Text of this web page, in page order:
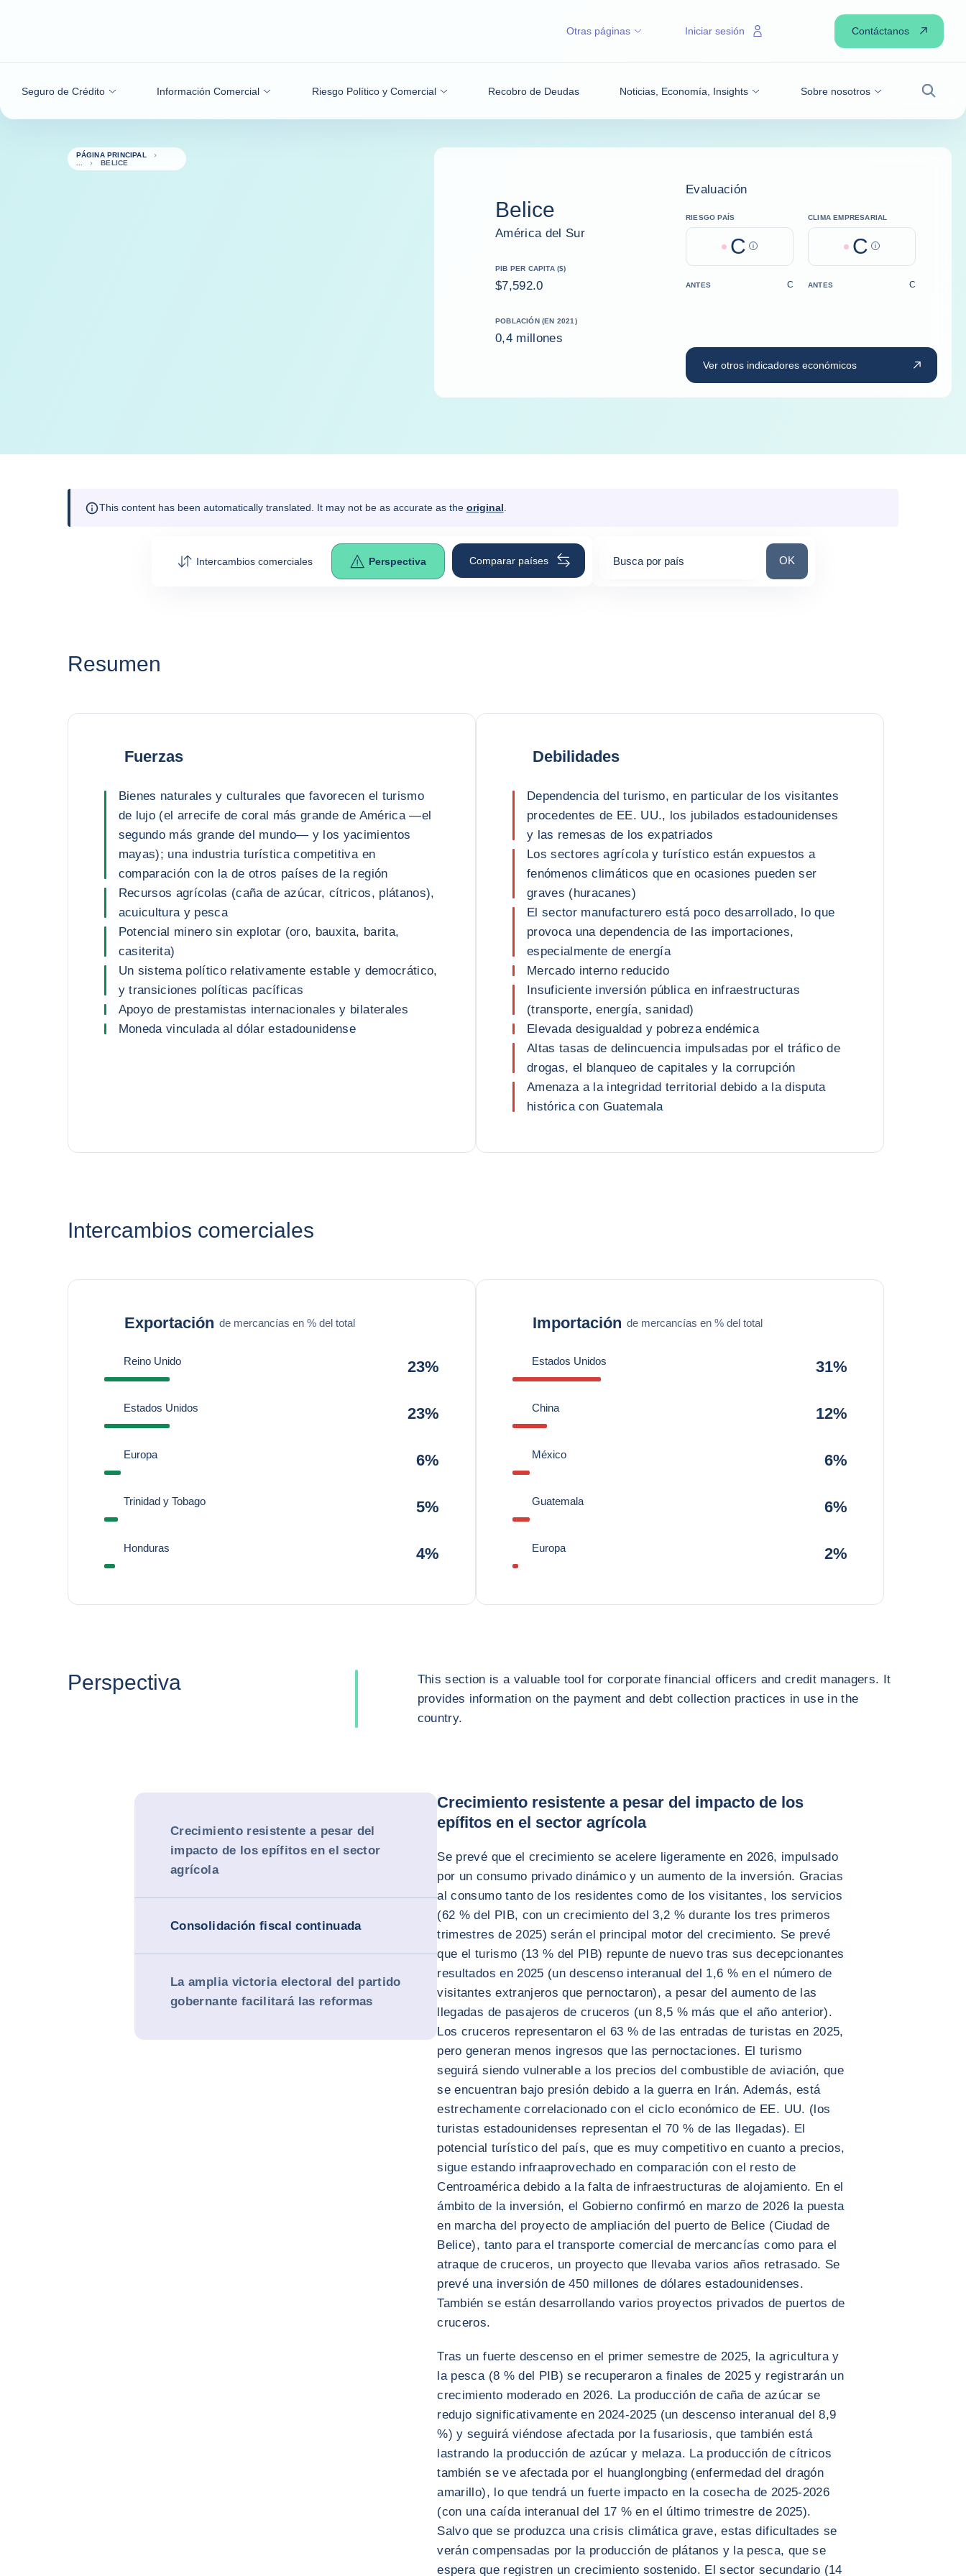
Seguro de Crédito Información Comercial Riesgo Político y Comercial Recobro de Deudas Noticias, Economía, Insights Sobre nosotros
Buscar
Otras páginas Iniciar sesión Contáctanos
PÁGINA PRINCIPAL
BELICE
Belice
América del Sur
PIB PER CAPITA ($)
$7,592.0
POBLACIÓN (EN 2021)
0,4 millones
Evaluación
RIESGO PAÍS
C Help
CLIMA EMPRESARIAL
C Help
ANTES C ANTES C
Ver otros indicadores económicos
This content has been automatically translated. It may not be as accurate as the original
Intercambios comerciales Perspectiva Comparar países Busca por país Busca por país
OK
Resumen
Fuerzas
Bienes naturales y culturales que favorecen el turismo
de lujo (el arrecife de coral más grande de América —el
segundo más grande del mundo— y los yacimientos
mayas); una industria turística competitiva en
comparación con la de otros países de la región
Recursos agrícolas (caña de azúcar, cítricos, plátanos),
acuicultura y pesca
Potencial minero sin explotar (oro, bauxita, barita,
casiterita)
Un sistema político relativamente estable y democrático,
y transiciones políticas pacíficas
Apoyo de prestamistas internacionales y bilaterales
Moneda vinculada al dólar estadounidense
Debilidades
Dependencia del turismo, en particular de los visitantes
procedentes de EE. UU., los jubilados estadounidenses
y las remesas de los expatriados
Los sectores agrícola y turístico están expuestos a
fenómenos climáticos que en ocasiones pueden ser
graves (huracanes)
El sector manufacturero está poco desarrollado, lo que
provoca una dependencia de las importaciones,
especialmente de energía
Mercado interno reducido
Insuficiente inversión pública en infraestructuras
(transporte, energía, sanidad)
Elevada desigualdad y pobreza endémica
Altas tasas de delincuencia impulsadas por el tráfico de
drogas, el blanqueo de capitales y la corrupción
Amenaza a la integridad territorial debido a la disputa
histórica con Guatemala
Intercambios comerciales
Exportación de mercancías en % del total
Reino Unido 23%
Estados Unidos 23%
Europa 6%
Trinidad y Tobago 5%
Honduras 4%
Importación de mercancías en % del total
Estados Unidos 31%
China 12%
México 6%
Guatemala 6%
Europa 2%
Perspectiva
This section is a valuable tool for corporate financial officers and credit managers. It
provides information on the payment and debt collection practices in use in the
country.
Crecimiento resistente a pesar del
impacto de los epífitos en el sector
agrícola
Consolidación fiscal continuada
La amplia victoria electoral del partido
gobernante facilitará las reformas
Crecimiento resistente a pesar del impacto de los
epífitos en el sector agrícola
Se prevé que el crecimiento se acelere ligeramente en 2026, impulsado
por un consumo privado dinámico y un aumento de la inversión. Gracias
al consumo tanto de los residentes como de los visitantes, los servicios
(62 % del PIB, con un crecimiento del 3,2 % durante los tres primeros
trimestres de 2025) serán el principal motor del crecimiento. Se prevé
que el turismo (13 % del PIB) repunte de nuevo tras sus decepcionantes
resultados en 2025 (un descenso interanual del 1,6 % en el número de
visitantes extranjeros que pernoctaron), a pesar del aumento de las
llegadas de pasajeros de cruceros (un 8,5 % más que el año anterior).
Los cruceros representaron el 63 % de las entradas de turistas en 2025,
pero generan menos ingresos que las pernoctaciones. El turismo
seguirá siendo vulnerable a los precios del combustible de aviación, que
se encuentran bajo presión debido a la guerra en Irán. Además, está
estrechamente correlacionado con el ciclo económico de EE. UU. (los
turistas estadounidenses representan el 70 % de las llegadas). El
potencial turístico del país, que es muy competitivo en cuanto a precios,
sigue estando infraaprovechado en comparación con el resto de
Centroamérica debido a la falta de infraestructuras de alojamiento. En el
ámbito de la inversión, el Gobierno confirmó en marzo de 2026 la puesta
en marcha del proyecto de ampliación del puerto de Belice (Ciudad de
Belice), tanto para el transporte comercial de mercancías como para el
atraque de cruceros, un proyecto que llevaba varios años retrasado. Se
prevé una inversión de 450 millones de dólares estadounidenses.
También se están desarrollando varios proyectos privados de puertos de
cruceros.
Tras un fuerte descenso en el primer semestre de 2025, la agricultura y
la pesca (8 % del PIB) se recuperaron a finales de 2025 y registrarán un
crecimiento moderado en 2026. La producción de caña de azúcar se
redujo significativamente en 2024-2025 (un descenso interanual del 8,9
%) y seguirá viéndose afectada por la fusariosis, que también está
lastrando la producción de azúcar y melaza. La producción de cítricos
también se ve afectada por el huanglongbing (enfermedad del dragón
amarillo), lo que tendrá un fuerte impacto en la cosecha de 2025-2026
(con una caída interanual del 17 % en el último trimestre de 2025).
Salvo que se produzca una crisis climática grave, estas dificultades se
verán compensadas por la producción de plátanos y la pesca, que se
espera que registren un crecimiento sostenido. El sector secundario (14